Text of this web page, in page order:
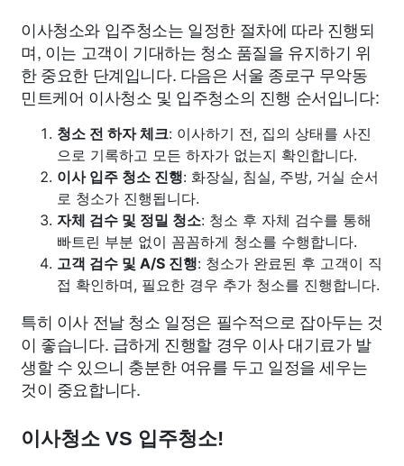
이사청소와 입주청소는 일정한 절차에 따라 진행되
며, 이는 고객이 기대하는 청소 품질을 유지하기 위
한 중요한 단계입니다. 다음은 서울 종로구 무악동
민트케어 이사청소 및 입주청소의 진행 순서입니다:
청소 전 하자 체크: 이사하기 전, 집의 상태를 사진
으로 기록하고 모든 하자가 없는지 확인합니다.
이사 입주 청소 진행: 화장실, 침실, 주방, 거실 순서
로 청소가 진행됩니다.
자체 검수 및 정밀 청소: 청소 후 자체 검수를 통해
빠트린 부분 없이 꼼꼼하게 청소를 수행합니다.
고객 검수 및 A/S 진행: 청소가 완료된 후 고객이 직
접 확인하며, 필요한 경우 추가 청소를 진행합니다.
특히 이사 전날 청소 일정은 필수적으로 잡아두는 것
이 좋습니다. 급하게 진행할 경우 이사 대기료가 발
생할 수 있으니 충분한 여유를 두고 일정을 세우는
것이 중요합니다.
이사청소 VS 입주청소!